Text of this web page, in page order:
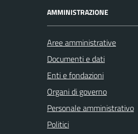
AMMINISTRAZIONE
Aree amministrative
Documenti e dati
Enti e fondazioni
Organi di governo
Personale amministrativo
Politici